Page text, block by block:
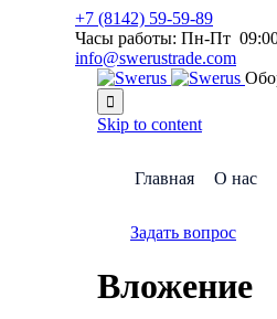
+7 (8142) 59-59-89
Часы работы: Пн-Пт
info@swerustrade.com

Skip to content
Главная О нас
Задать вопрос
Вложение